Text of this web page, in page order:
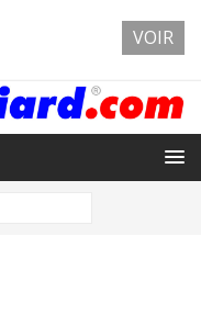
VOIR